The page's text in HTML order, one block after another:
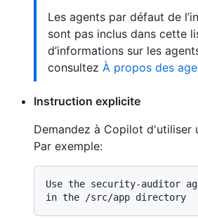
Les agents par défaut de
sont pas inclus dans cette
d’informations sur les
consultez À propos des
Instruction explicite
Demandez à Copilot d'utiliser
Par exemple:
Use the security-auditor